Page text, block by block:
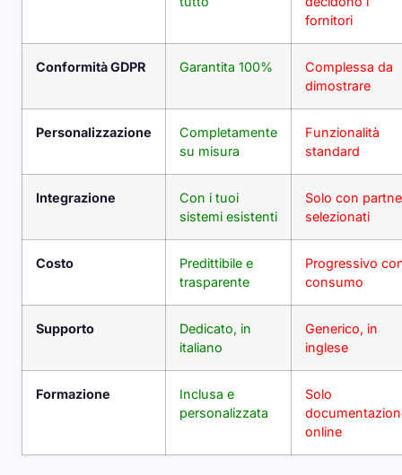
fornitori
Conformità GDPR Garantita 100%
Complessa da
dimostrare
Personalizzazione
Completamente
su misura
Funzionalità
standard
Integrazione
Con i tuoi
sistemi esistenti
Solo con
selezionati
Costo
Predittibile e
trasparente
Progressivo
consumo
Supporto
Dedicato, in
italiano
Generico, in
inglese
Formazione
Inclusa e
personalizzata
Solo
online